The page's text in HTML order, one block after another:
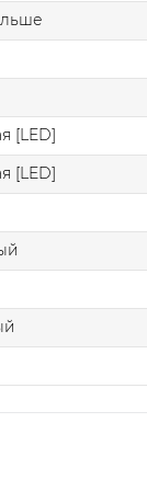
[LED]
[LED]